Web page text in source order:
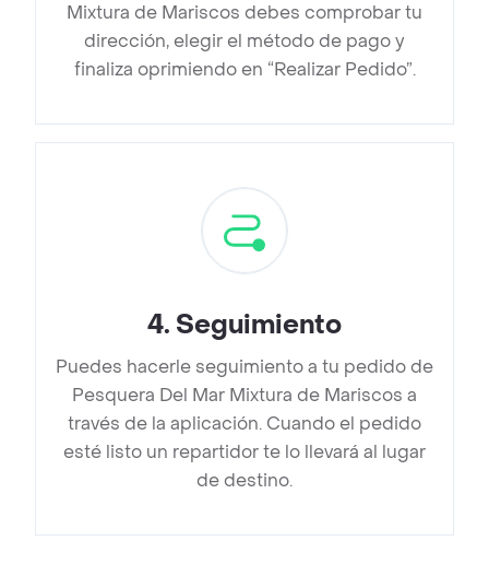
Mixtura de Mariscos debes comprobar tu
dirección, elegir el método de pago y
finaliza oprimiendo en “Realizar Pedido”.
4. Seguimiento
Puedes hacerle seguimiento a tu pedido de
Pesquera Del Mar Mixtura de Mariscos a
través de la aplicación. Cuando el pedido
esté listo un repartidor te lo llevará al lugar
de destino.